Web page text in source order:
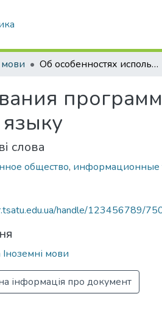
мови Об особенностях использования программного обеспечения на занятиях по иностранному языку
слова
общество, информационные
handle/123456789/
мови
інформація про документ